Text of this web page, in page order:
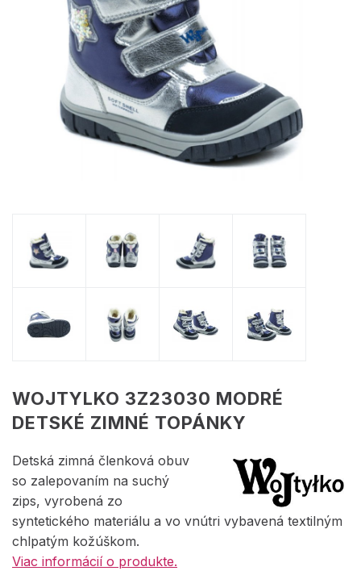
WOJTYLKO 3Z23030 MODRÉ
DETSKÉ ZIMNÉ TOPÁNKY
Detská zimná členková obuv
so zalepovaním na suchý
zips, vyrobená zo
syntetického materiálu a vo vnútri vybavená textilným
chlpatým kožúškom.
Viac informácií o produkte.